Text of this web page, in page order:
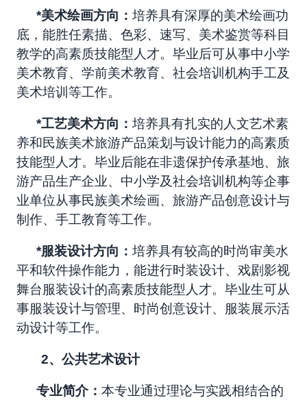
*美术绘画方向： 培养具有深厚的美术绘画功
底，能胜任素描、色彩、速写、美术鉴赏等科目
教学的高素质技能型人才。毕业后可从事中小学
美术教育、学前美术教育、社会培训机构手工及
美术培训等工作。
*工艺美术方向： 培养具有扎实的人文艺术素
养和民族美术旅游产品策划与设计能力的高素质
技能型人才。毕业后能在非遗保护传承基地、旅
游产品生产企业、 中小学及社会培训机构等企事
业单位从事民族美术绘画、 旅游产品创意设计与
制作、手工教育等工作。
*服装设计方向： 培养具有较高的时尚审美水
平和软件操作能力，能进行时装设计、戏剧影视
舞台服装设计的高素质技能型人才。毕业生可从
事服装设计与管理、时尚创意设计、服装展示活
动设计等工作。
2、公共艺术设计
专业简介： 本专业通过理论与实践相结合的